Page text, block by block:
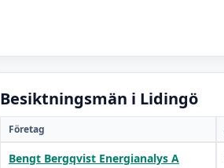
Besiktningsmän i Lidingö
Företag
Bengt Bergqvist Energianalys A